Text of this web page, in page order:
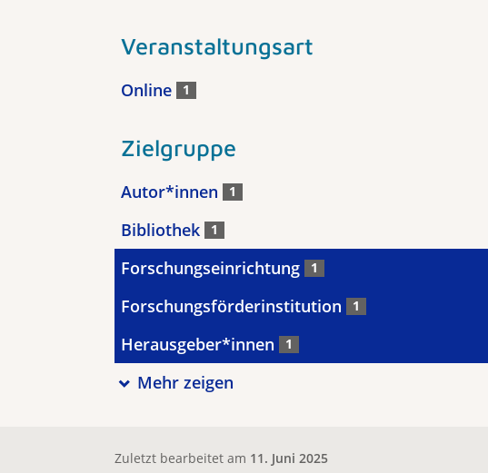
Veranstaltungsart
Online 1
Zielgruppe
Autor*innen 1
Bibliothek 1
Forschungseinrichtung 1
Forschungsförderinstitution 1
Herausgeber*innen 1
Mehr zeigen
Zuletzt bearbeitet am 11. Juni 2025